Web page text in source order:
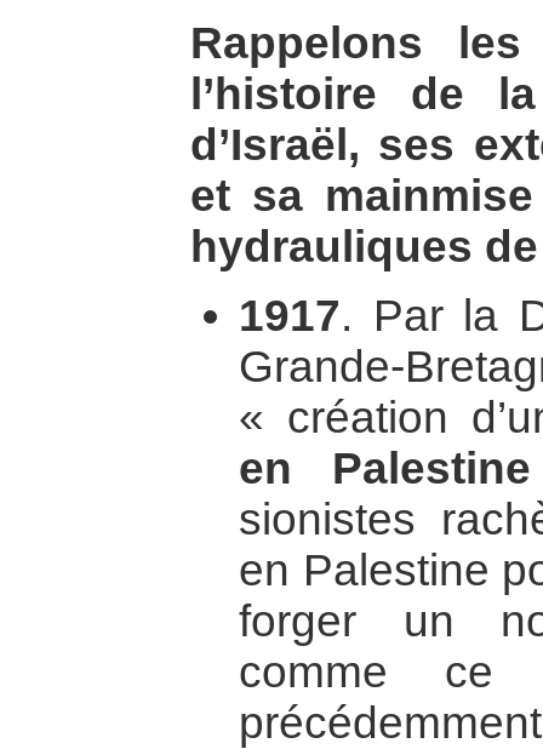
Rappelons
l’histoire de
d’Israël, ses
et sa
hydrauliques
1917. Par la
Grande-
« création
en Palestine
sionistes
en Palestine
forger un
comme